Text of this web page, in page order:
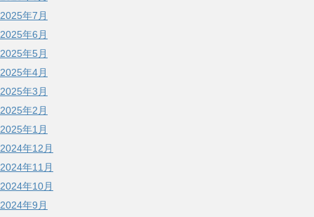
2025年7月
2025年6月
2025年5月
2025年4月
2025年3月
2025年2月
2025年1月
2024年12月
2024年11月
2024年10月
2024年9月